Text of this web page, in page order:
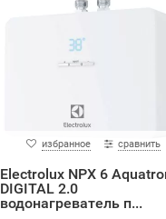
избранное сравнить
Electrolux NPX 6
DIGITAL 2.0
водонагреватель п...